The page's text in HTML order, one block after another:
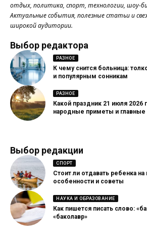
отдых, политика, спорт, технологии, шоу-
Актуальные события, полезные статьи и
широкой аудитории.
Выбор редактора
РАЗНОЕ
К чему снится больница:
и популярным сонникам
РАЗНОЕ
Какой праздник 21 июля 2026
народные приметы и главные
Выбор редакции
СПОРТ
Стоит ли отдавать ребенка
особенности и советы
НАУКА И ОБРАЗОВАНИЕ
Как пишется писать слово:
«баколавр»